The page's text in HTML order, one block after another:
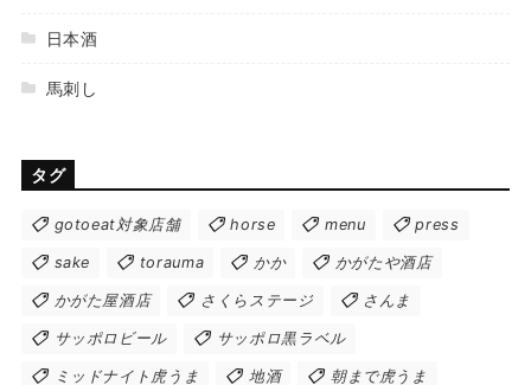
日本酒
馬刺し
タグ
gotoeat対象店舗 horse menu press
sake torauma かか かがたや酒店
かがた屋酒店 さくらステージ さんま
サッポロビール サッポロ黒ラベル
ミッドナイト虎うま 地酒 朝まで虎うま